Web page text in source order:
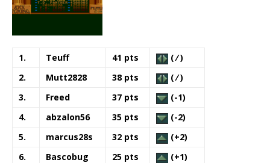
1. Teuff 41 pts
( ⁄ )
2.
Mutt2828 38 pts
( ⁄ )
3.
Freed 37 pts
(-1)
4.
abzalon56 35 pts
(-2)
5.
marcus28s 32 pts
(+2)
6.
Bascobug 25 pts
(+1)